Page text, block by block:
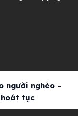
người nghèo –
tục